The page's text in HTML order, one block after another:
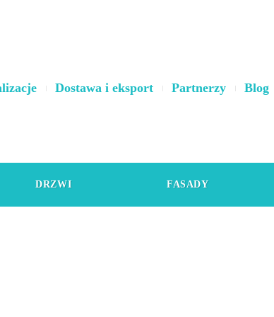
Dostawa i eksport Partnerzy Blog
DRZWI FASADY